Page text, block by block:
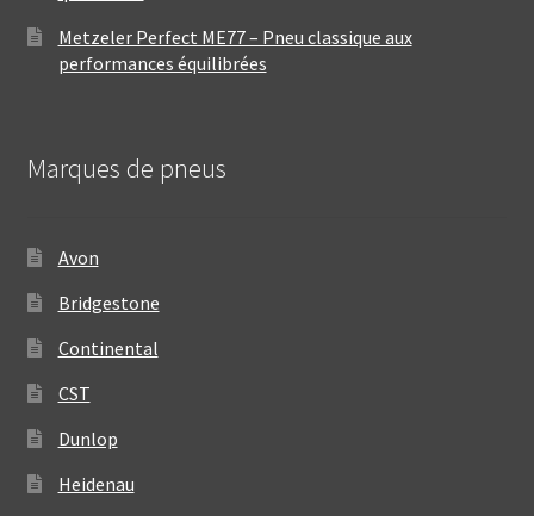
Metzeler Perfect ME77 – Pneu classique aux
performances équilibrées
Marques de pneus
Avon
Bridgestone
Continental
CST
Dunlop
Heidenau